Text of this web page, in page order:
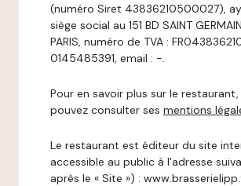
(numéro Siret 43836210500027),
siège social au 151 BD SAINT
PARIS, numéro de TVA :
0145485391, email : -.
Pour en savoir plus sur le restaurant,
pouvez consulter ses mentions
Le restaurant est éditeur du site
accessible au public à l'adresse
après le « Site ») :